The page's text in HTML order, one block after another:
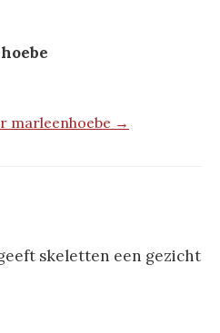
marleenhoebe →
skeletten een gezicht